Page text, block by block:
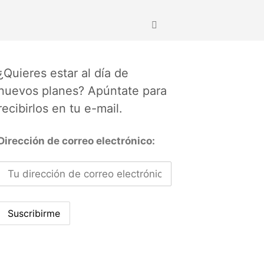
estar al día de
planes? Apúntate para
en tu e-mail.
de correo electrónico: